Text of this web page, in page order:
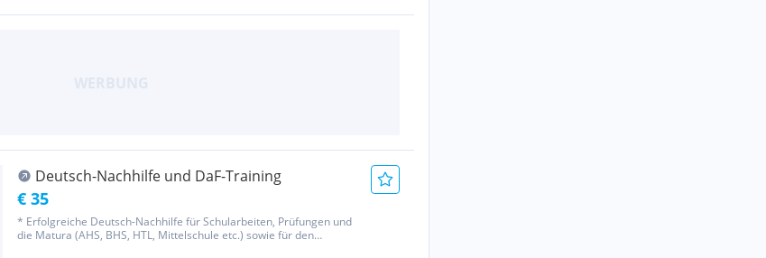
Deutsch-Nachhilfe und DaF-Training
€ 35
* Erfolgreiche Deutsch-Nachhilfe für Schularbeiten, Prüfungen und
die Matura (AHS, BHS, HTL, Mittelschule etc.) sowie für den